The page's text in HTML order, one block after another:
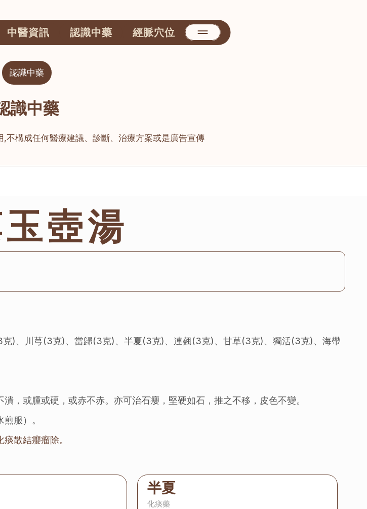
中醫資訊 認識中藥 經脈穴位
認識中藥
識中藥
不構成任何醫療建議、診斷、治療方案或是廣告宣傳
壺湯
)、川芎(3克)、當歸(3克)、半夏(3克)、連翹(3克)、甘草(3克)、獨活(3克)、海帶
，或腫或硬，或赤不赤。亦可治石癭，堅硬如石，推之不移，皮色不變。
服）。
散結癭瘤除。
半夏
化痰藥